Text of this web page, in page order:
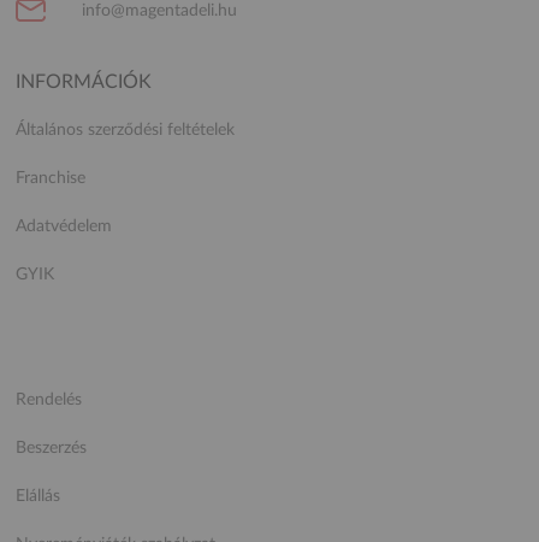
info@magentadeli.hu
INFORMÁCIÓK
Általános szerződési feltételek
Franchise
Adatvédelem
GYIK
Rendelés
Beszerzés
Elállás